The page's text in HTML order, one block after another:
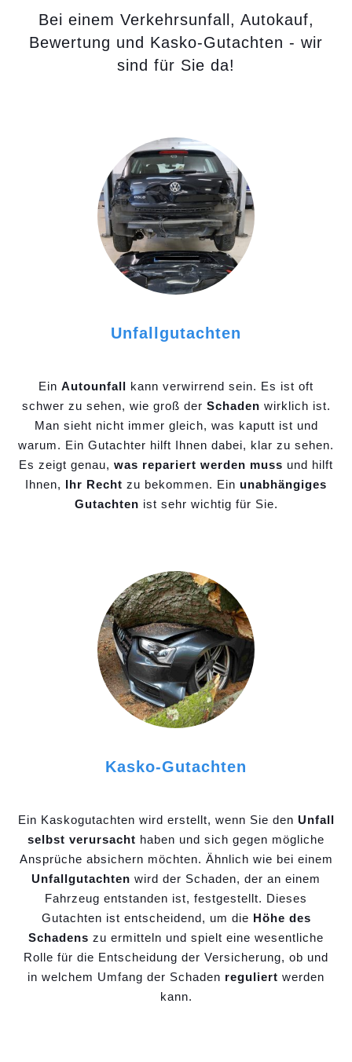
Bei einem Verkehrsunfall, Autokauf,
Bewertung und Kasko-Gutachten - wir
sind für Sie da!
Unfallgutachten
Ein Autounfall kann verwirrend sein. Es ist oft
schwer zu sehen, wie groß der Schaden wirklich ist.
Man sieht nicht immer gleich, was kaputt ist und
warum. Ein Gutachter hilft Ihnen dabei, klar zu sehen.
Es zeigt genau, was repariert werden muss und hilft
Ihnen, Ihr Recht zu bekommen. Ein unabhängiges
Gutachten ist sehr wichtig für Sie.
Kasko-Gutachten
Ein Kaskogutachten wird erstellt, wenn Sie den Unfall
selbst verursacht haben und sich gegen mögliche
Ansprüche absichern möchten. Ähnlich wie bei einem
Unfallgutachten wird der Schaden, der an einem
Fahrzeug entstanden ist, festgestellt. Dieses
Gutachten ist entscheidend, um die Höhe des
Schadens zu ermitteln und spielt eine wesentliche
Rolle für die Entscheidung der Versicherung, ob und
in welchem Umfang der Schaden reguliert werden
kann.